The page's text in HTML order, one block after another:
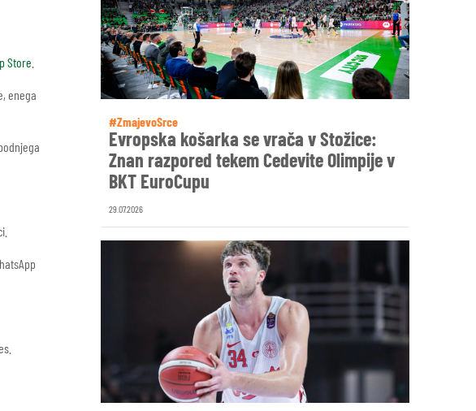
Store
enega
#ZmajevoSrce
Evropska košarka se vrača v Stožice:
Znan razpored tekem Cedevite Olimpije v
BKT EuroCupu
29.07.2026